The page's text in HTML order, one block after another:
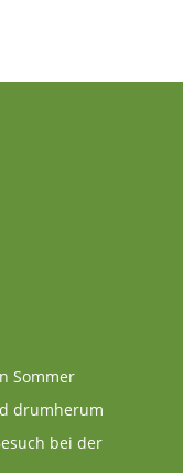
Sommer
drumherum
bei der